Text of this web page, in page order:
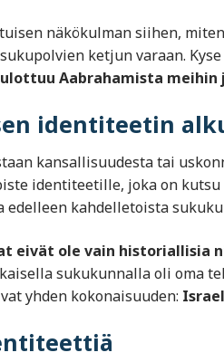
näkökulman siihen,
ketjun varaan.
Aabrahamista meihin
identiteetin
kansallisuudesta tai
identiteetille, joka on kutsu
kahdelletoista
eivät ole vain historiallisia
sukukunnalla oli oma
yhden kokonaisuuden: